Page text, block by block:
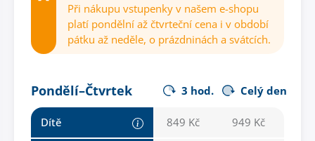
Při nákupu vstupenky v našem e-shopu
platí pondělní až čtvrteční cena i v období
pátku až neděle, o prázdninách a svátcích.
Pondělí–Čtvrtek 3 hod. Celý den
Dítě 849 Kč 949 Kč